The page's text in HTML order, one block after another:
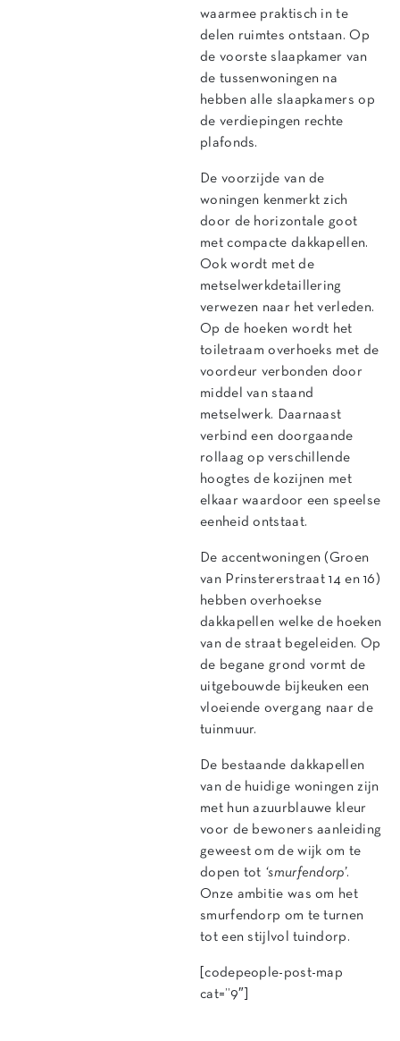
waarmee praktisch in te
delen ruimtes ontstaan. Op
de voorste slaapkamer van
de tussenwoningen na
hebben alle slaapkamers op
de verdiepingen rechte
plafonds.
De voorzijde van de
woningen kenmerkt zich
door de horizontale goot
met compacte dakkapellen.
Ook wordt met de
metselwerkdetaillering
verwezen naar het verleden.
Op de hoeken wordt het
toiletraam overhoeks met de
voordeur verbonden door
middel van staand
metselwerk. Daarnaast
verbind een doorgaande
rollaag op verschillende
hoogtes de kozijnen met
elkaar waardoor een speelse
eenheid ontstaat.
De accentwoningen (Groen
van Prinstererstraat 14 en 16)
hebben overhoekse
dakkapellen welke de hoeken
van de straat begeleiden. Op
de begane grond vormt de
uitgebouwde bijkeuken een
vloeiende overgang naar de
tuinmuur.
De bestaande dakkapellen
van de huidige woningen zijn
met hun azuurblauwe kleur
voor de bewoners aanleiding
geweest om de wijk om te
dopen tot ‘smurfendorp’.
Onze ambitie was om het
smurfendorp om te turnen
tot een stijlvol tuindorp.
[codepeople-post-map
cat=”9″]